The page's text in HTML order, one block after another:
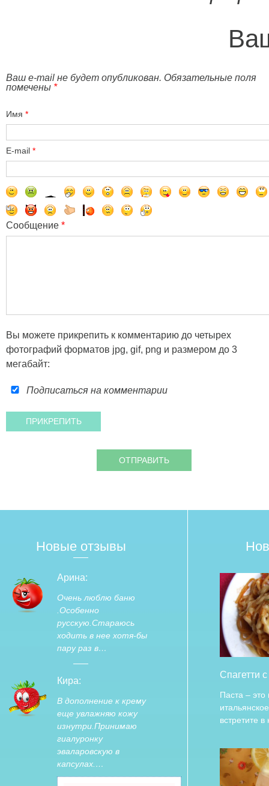
Ваш e-mail не будет опубликован. Обязательные поля
помечены *
Имя *
E-mail *
Сообщение *
Вы можете прикрепить к комментарию до четырех
фотографий форматов jpg, gif, png и размером до 3
мегабайт:
Подписаться на комментарии
Новые отзывы
Арина:
Очень люблю баню
.Особенно
русскую.Стараюсь
ходить в нее хотя-бы
пару раз в…
Кира:
В дополнение к крему
еще увлажняю кожу
изнутри.Принимаю
гиалуронку
эваларовскую в
капсулах.…
Спагетти
Паста –
встретите